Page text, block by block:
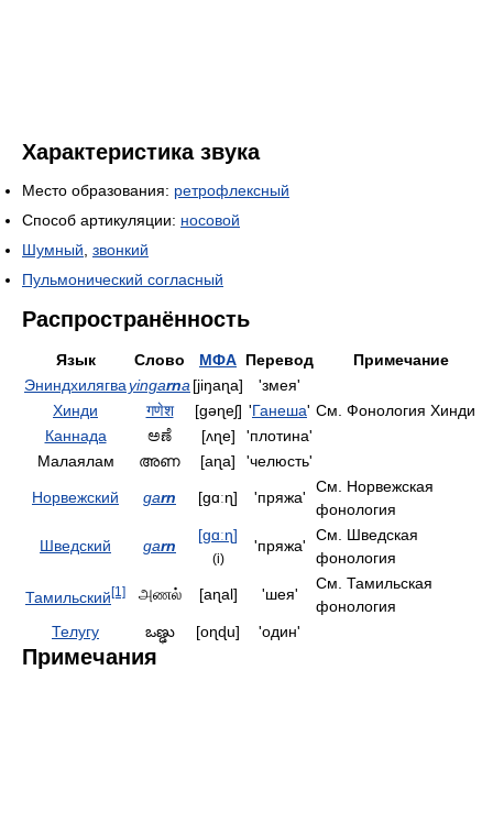
Характеристика звука
Место образования: ретрофлексный
Способ артикуляции: носовой
Шумный звонкий
Пульмонический согласный
Распространённость
Язык Слово МФА Перевод
Примечание
Эниндхилягваyingarna [jiŋaɳa]
'змея'
Хинди
गणेश [gəɳeʃ] 'Ганеша' См. Фонология Хинди
Каннада
ಅಣೆ [ʌɳe]
'плотина'
Малаялам
അണ [aɳa] 'челюсть'
Норвежский garn [gɑːɳ] 'пряжа'
См. Норвежская
фонология
Шведский garn
[gɑːɳ]
(i)
'пряжа'
См. Шведская
фонология
Тамильский[1] அணல் [aɳal] 'шея'
См. Тамильская
фонология
Телугу
ఒణ్ఢు [oɳɖu] 'один'
Примечания